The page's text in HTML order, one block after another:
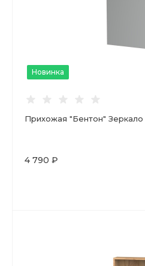
Новинка
Прихожая "Бентон" Зеркало
4 790 ₽